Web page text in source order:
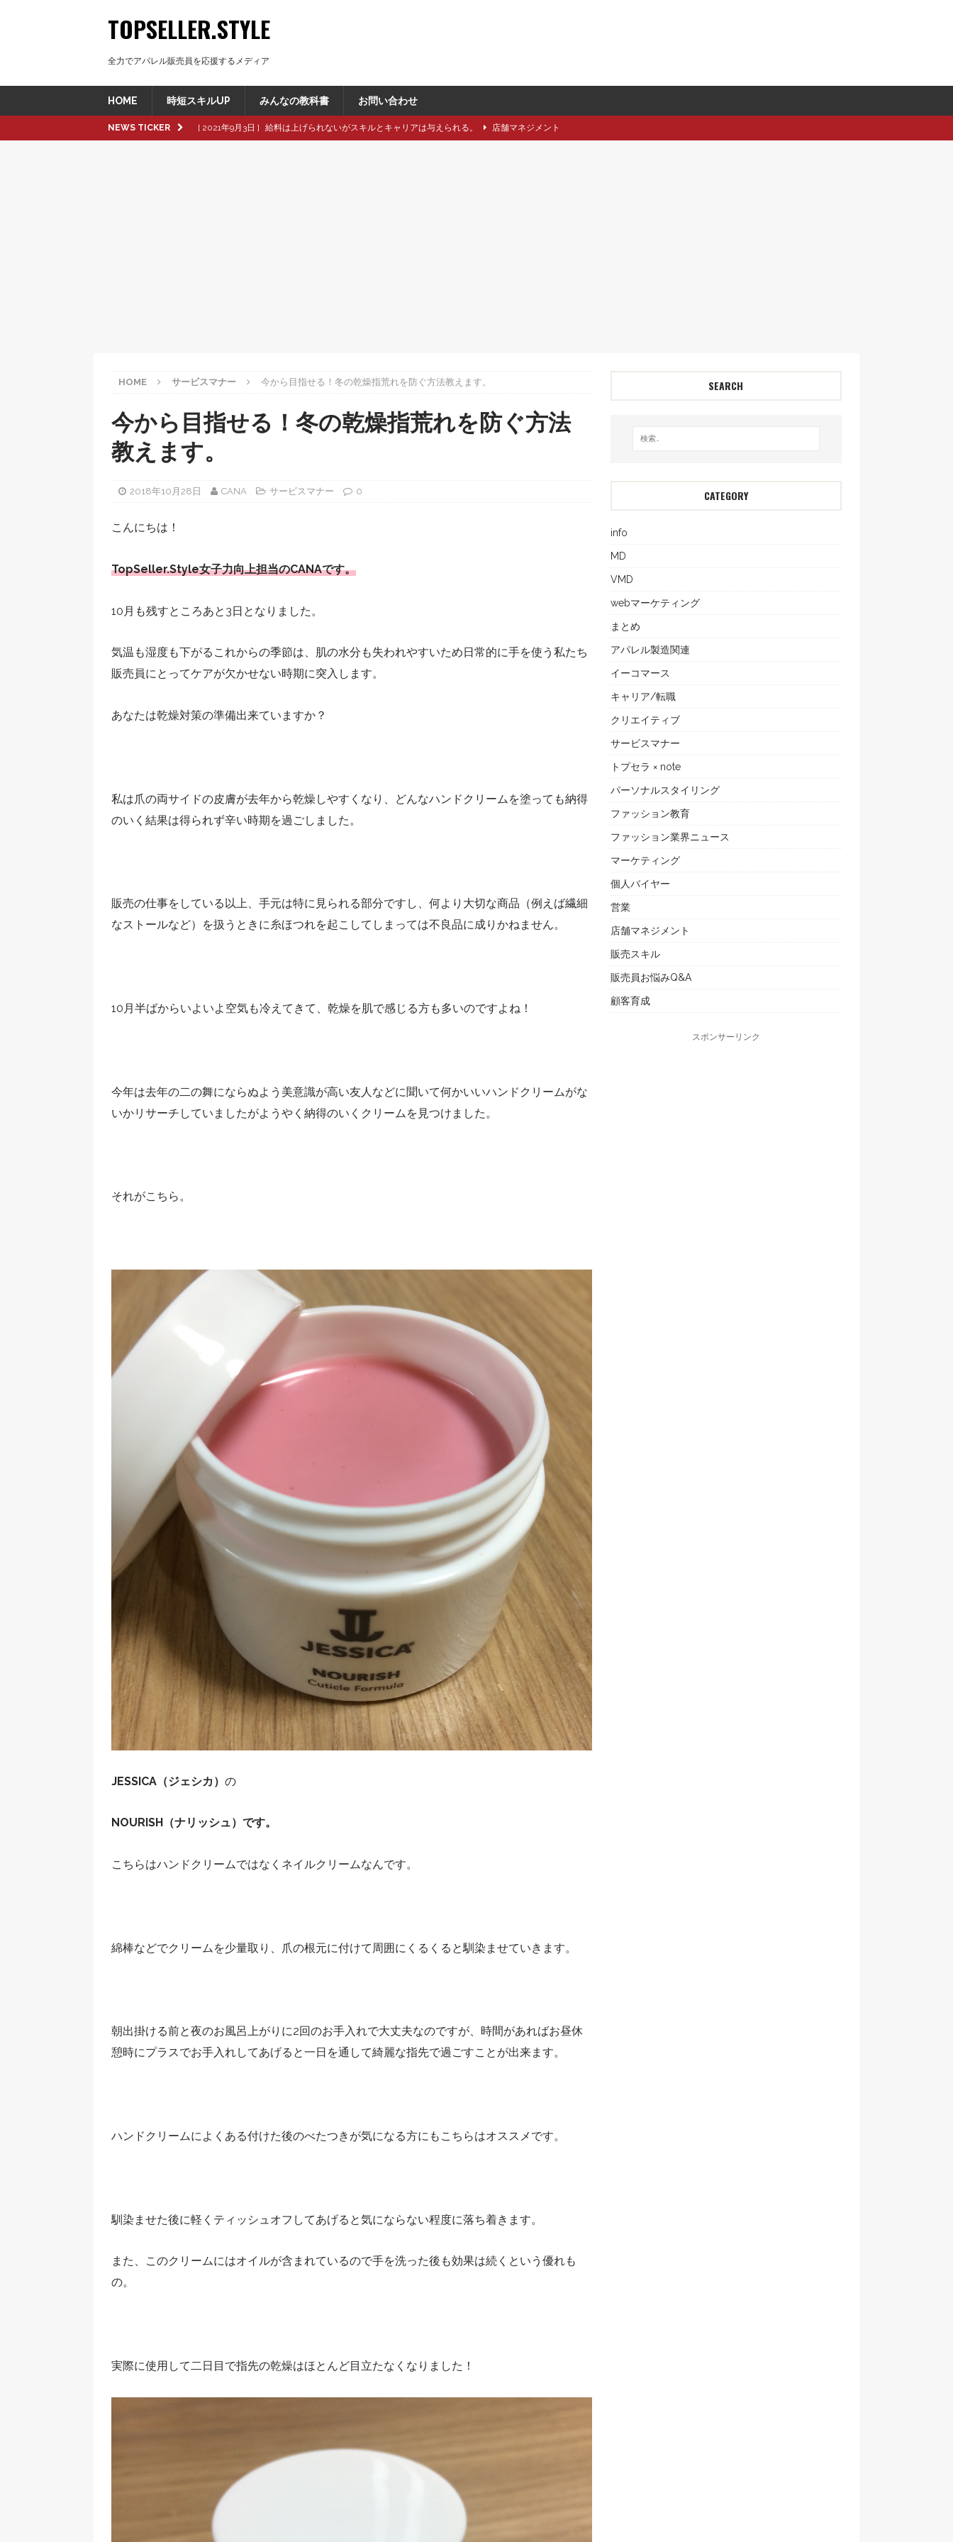
TOPSELLER.STYLE
全力でアパレル販売員を応援するメディア
HOME 時短スキルUP みんなの教科書 お問い合わせ
NEWS TICKER [ 2021年9月3日 ] 給料は上げられないがスキルとキャリアは与えられる。 店舗マネジメント
HOME サービスマナー 今から目指せる！冬の乾燥指荒れを防ぐ方法教えます。
今から目指せる！冬の乾燥指荒れを防ぐ方法
教えます。
2018年10月28日 CANA サービスマナー 0
こんにちは！
TopSeller.Style女子力向上担当のCANAです。
10月も残すところあと3日となりました。
気温も湿度も下がるこれからの季節は、肌の水分も失われやすいため日常的に手を使う私たち
販売員にとってケアが欠かせない時期に突入します。
あなたは乾燥対策の準備出来ていますか？
私は爪の両サイドの皮膚が去年から乾燥しやすくなり、どんなハンドクリームを塗っても納得
のいく結果は得られず辛い時期を過ごしました。
販売の仕事をしている以上、手元は特に見られる部分ですし、何より大切な商品（例えば繊細
なストールなど）を扱うときに糸ほつれを起こしてしまっては不良品に成りかねません。
10月半ばからいよいよ空気も冷えてきて、乾燥を肌で感じる方も多いのですよね！
今年は去年の二の舞にならぬよう美意識が高い友人などに聞いて何かいいハンドクリームがな
いかリサーチしていましたがようやく納得のいくクリームを見つけました。
それがこちら。
JESSICA（ジェシカ） の
NOURISH（ナリッシュ）です。
こちらはハンドクリームではなくネイルクリームなんです。
綿棒などでクリームを少量取り、爪の根元に付けて周囲にくるくると馴染ませていきます。
朝出掛ける前と夜のお風呂上がりに2回のお手入れで大丈夫なのですが、時間があればお昼休
憩時にプラスでお手入れしてあげると一日を通して綺麗な指先で過ごすことが出来ます。
ハンドクリームによくある付けた後のべたつきが気になる方にもこちらはオススメです。
馴染ませた後に軽くティッシュオフしてあげると気にならない程度に落ち着きます。
また、このクリームにはオイルが含まれているので手を洗った後も効果は続くという優れも
の。
実際に使用して二日目で指先の乾燥はほとんど目立たなくなりました！
SEARCH
CATEGORY
info
MD
VMD
webマーケティング
まとめ
アパレル製造関連
イーコマース
キャリア/転職
クリエイティブ
サービスマナー
トプセラ × note
パーソナルスタイリング
ファッション教育
ファッション業界ニュース
マーケティング
個人バイヤー
営業
店舗マネジメント
販売スキル
販売員お悩みQ&A
顧客育成
スポンサーリンク